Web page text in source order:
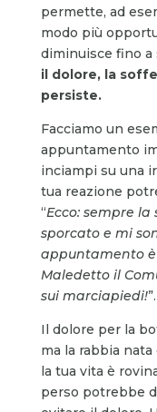
permette, ad
modo più
diminuisce fino a
il dolore, la
persiste.
Facciamo un
appuntamento
inciampi su una
tua reazione
“Ecco: sempre
sporcato e mi
appuntamento
Maledetto il
sui marciapiedi!”.
Il dolore per la
ma la rabbia
la tua vita è
perso potrebbe